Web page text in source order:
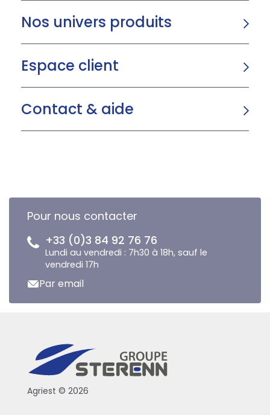
Nos univers produits
Espace client
Contact & aide
Pour nous contacter
+33 (0)3 84 92 76 76
Lundi au vendredi : 7h30 à 18h, sauf le
vendredi 17h
Par email
Agriest © 2026